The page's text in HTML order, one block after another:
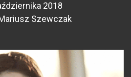
2018
Szewczak